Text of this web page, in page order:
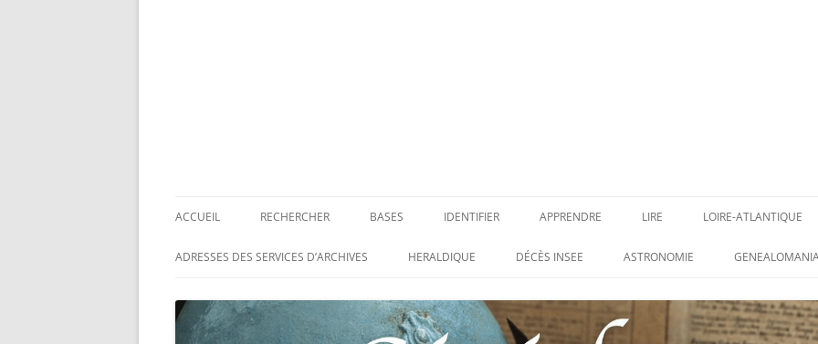
ACCUEIL RECHERCHER
RECHERCHER UN SOLDAT
RECHERCHER UNE CARTE DE
COMBATTANT
BASES
BASE DES CONDAMNATIONS À
BASE DES HISTORIQUES
RÉGIMENTAIRES
IDENTIFIER
INSIGNES, ATTRIBUTS ET GRADES
IDENTIFIER UNE PATTE DE COLLET
(INSIGNE DE COL)
APPRENDRE
APPRENDRE
LIRE
LIRE
LOIRE-ATLANTIQUE
LES ENFANTS DU
CARRÉ MILITAIRE
CLION-SUR-MER
ADRESSES DES SERVICES D’ARCHIVES HERALDIQUE DÉCÈS INSEE ASTRONOMIE